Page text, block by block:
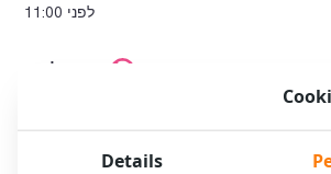
לפני 11:00
אסור לעשן
עישון. העישון אסור במלון, בחדרים ובשטחים
בלי אלכוהולDetails